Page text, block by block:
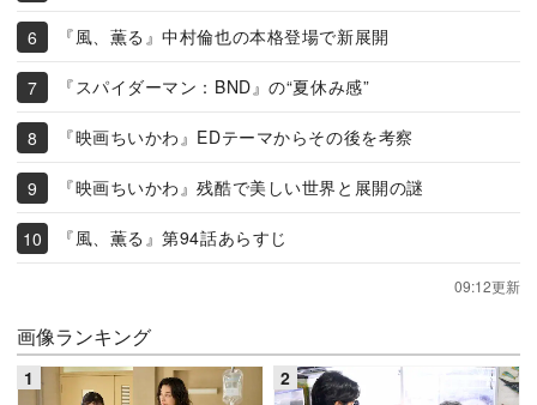
『風、薫る』中村倫也の本格登場で新展開
『スパイダーマン：BND』の“夏休み感”
『映画ちいかわ』EDテーマからその後を考察
『映画ちいかわ』残酷で美しい世界と展開の謎
『風、薫る』第94話あらすじ
09:12更新
画像ランキング